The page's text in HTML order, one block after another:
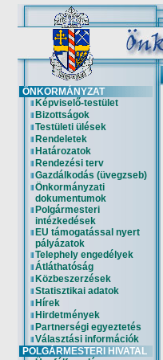
ÖNKORMÁNYZAT
Képviselő-testület
Bizottságok
Testületi ülések
Rendeletek
Határozatok
Rendezési terv
Gazdálkodás (üvegzseb)
Önkormányzati
dokumentumok
Polgármesteri
intézkedések
EU támogatással nyert
pályázatok
Telephely engedélyek
Átláthatóság
Közbeszerzések
Statisztikai adatok
Hírek
Hirdetmények
Partnerségi egyeztetés
Választási információk
POLGÁRMESTERI HIVATAL